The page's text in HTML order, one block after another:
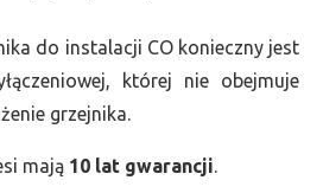
do instalacji CO konieczny jest
której nie obejmuje
grzejnika.
mają 10 lat gwarancji.